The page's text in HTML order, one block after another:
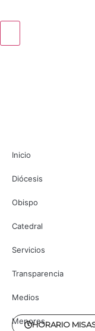
HORARIO
Inicio
Diócesis
Obispo
Catedral
Servicios
Transparencia
Medios
Menores